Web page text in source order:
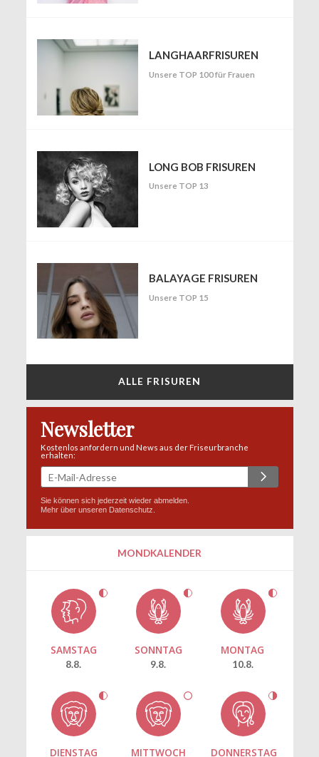
LANGHAARFRISUREN
Unsere TOP 100 für Frauen
LONG BOB FRISUREN
Unsere TOP 13
BALAYAGE FRISUREN
Unsere TOP 15
ALLE FRISUREN
Newsletter
Kostenlos anfordern und News aus der Friseurbranche
erhalten:
Sie können sich jederzeit wieder abmelden.
Mehr über unseren Datenschutz
MONDKALENDER
SAMSTAG
8.8.
SONNTAG
9.8.
MONTAG
10.8.
DIENSTAG MITTWOCH DONNERSTAG